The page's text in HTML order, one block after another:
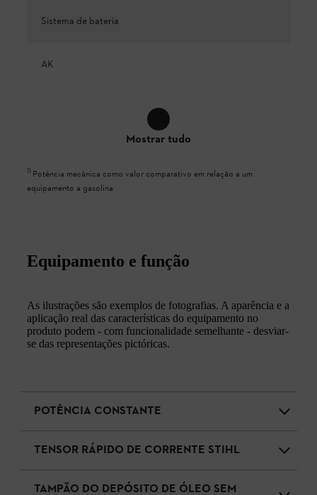
Sistema de bateria
AK
Mostrar tudo
1) Potência mecânica como valor comparativo em relação a um
equipamento a gasolina
Equipamento e função
As ilustrações são exemplos de fotografias. A aparência e a
aplicação real das características do equipamento no
produto podem - com funcionalidade semelhante - desviar-
se das representações pictóricas.
POTÊNCIA CONSTANTE
TENSOR RÁPIDO DE CORRENTE STIHL
TAMPÃO DO DEPÓSITO DE ÓLEO SEM